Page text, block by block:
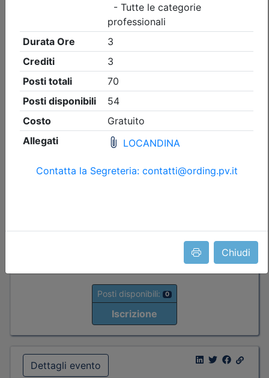
Chiudi
Ordine degli Ingegneri della provincia di Pavia
Volafenice Flying Museum - Visita
all’aeroporto e centro ricostruzione
aerei storici
Data: 05/09/2026
Durata:
Iscrizioni:
dal 13/07/2026 al 26/08/2026
Posti disponibili: 0
Iscrizione
Dettagli evento